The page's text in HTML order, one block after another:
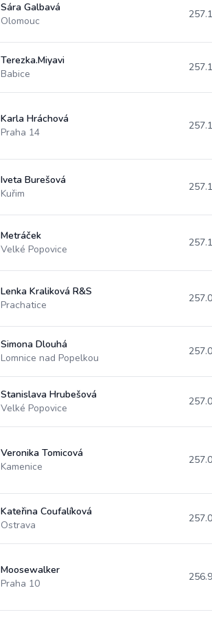
Sára Galbavá
Olomouc
Terezka.Miyavi
Babice
Karla Hráchová
Praha 14
Iveta Burešová
Kuřim
Metráček
Velké Popovice
Lenka Kraliková R&S
Prachatice
Simona Dlouhá
Lomnice nad Popelkou
Stanislava Hrubešová
Velké Popovice
Veronika Tomicová
Kamenice
Kateřina Coufalíková
Ostrava
Moosewalker
Praha 10